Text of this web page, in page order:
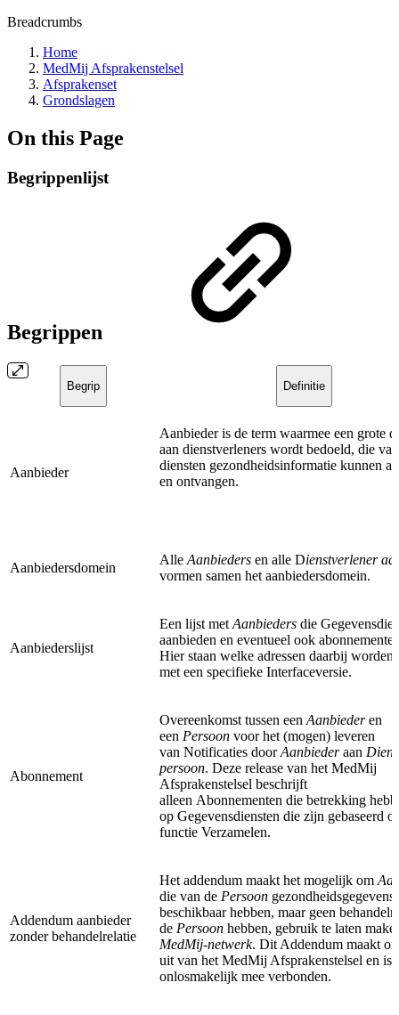
Breadcrumbs
Home
MedMij Afsprakenstelsel
Afsprakenset
Grondslagen
On this Page
Begrippenlijst
Begrippen
Begrip Definitie
Aanbieder
Aanbieder is de term waarmee een grote
aan dienstverleners wordt bedoeld, die
diensten gezondheidsinformatie kunnen
en ontvangen.
Aanbiedersdomein
Alle Aanbieders en alle Dienstverlener
vormen samen het aanbiedersdomein.
Aanbiederslijst
Een lijst met Aanbieders die
aanbieden en eventueel ook
Hier staan welke adressen daarbij worden
met een specifieke Interfaceversie.
Abonnement
Overeenkomst tussen een Aanbiederen
een Persoon voor het (mogen) leveren
van Notificaties doorAanbiederaan
persoon. Deze release van het MedMij
Afsprakenstelsel beschrijft
alleen Abonnementen die betrekking
op Gegevensdiensten die zijn gebaseerd
functie Verzamelen.
Addendum aanbieder
zonder behandelrelatie
Het addendum maakt het mogelijk om
die van de Persoon gezondheidsgegevens
beschikbaar hebben, maar geen
de Persoon hebben, gebruik te laten
MedMij-netwerk. Dit Addendum maakt
uit van het MedMij Afsprakenstelsel en is
onlosmakelijk mee verbonden.